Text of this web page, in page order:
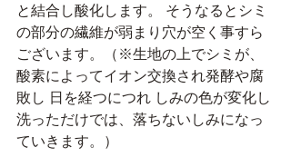
と結合し酸化します。 そうなるとシミ
の部分の繊維が弱まり穴が空く事すら
ございます。（※生地の上でシミが、
酸素によってイオン交換され発酵や腐
敗し 日を経つにつれ しみの色が変化し
洗っただけでは、落ちないしみになっ
ていきます。）